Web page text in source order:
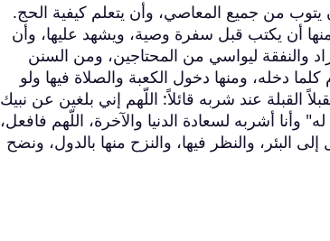
من جميع المعاصي، وأن يتعلم كيفية الحج.
أن يكتب قبل سفرة وصية، ويشهد عليها، وأن
والنفقة ليواسي من المحتاجين، ومن السنن
دخله، ومنها دخول الكعبة والصلاة فيها ولو
القبلة عند شربه قائلاً: اللّهم إني بلغين عن نبيك
أشربه لسعادة الدنيا والآخرة، اللّهم فافعل،
البئر، والنظر فيها، والنزح منها بالدول، ونضح